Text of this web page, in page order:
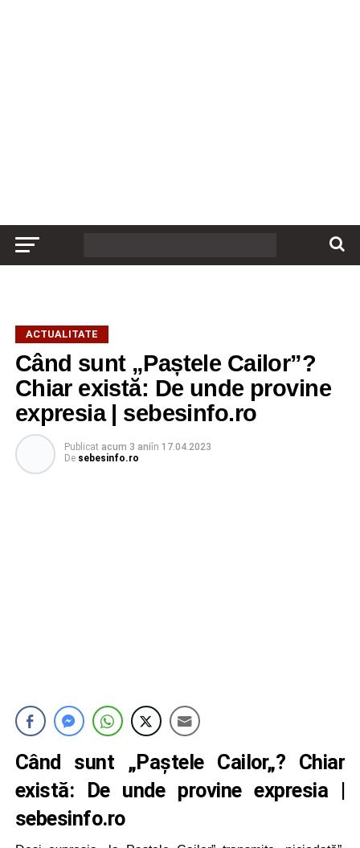
ACTUALITATE
Când sunt „Paștele Cailor”?
Chiar există: De unde provine
expresia | sebesinfo.ro
Publicat acum 3 aniîn 17.04.2023
De sebesinfo.ro
Când sunt „Paștele Cailor„? Chiar
există: De unde provine expresia |
sebesinfo.ro